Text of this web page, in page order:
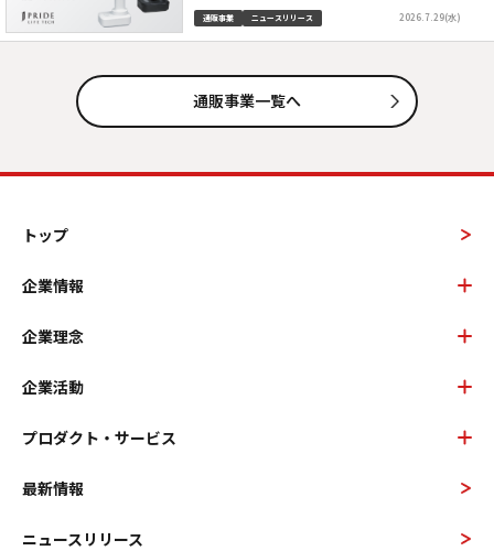
通販事業 ニュースリリース 2026.7.29(水)
通販事業一覧へ
トップ
企業情報
企業理念
企業活動
プロダクト・サービス
最新情報
ニュースリリース